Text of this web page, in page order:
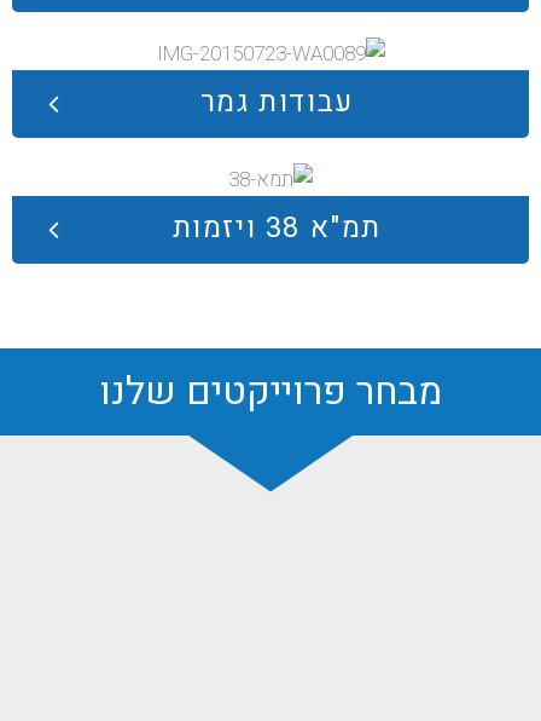
עבודות גמר
תמ"א 38 ויזמות
מבחר פרוייקטים שלנו